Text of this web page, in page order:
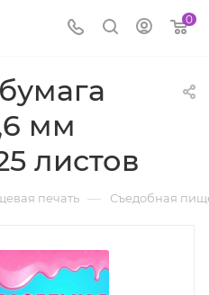
0
мм
листов
печать — Съедобная